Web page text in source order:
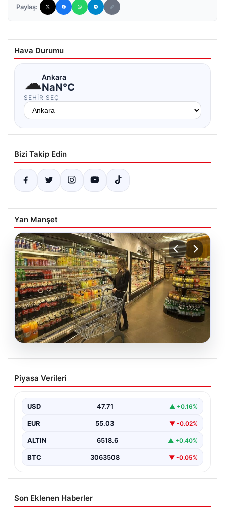
Paylaş:
Hava Durumu
☁Ankara
NaN°C
ŞEHIR SEÇ
Bizi Takip Edin
Yan Manşet
06.08.2026
Enflasyon verileri ne zaman
açıklanacak? 2026 TÜİK mart ayı
{"title": "Enflasyon Verilerinin Açıklanma Zamanı ve
"Türkiye İstatistik…
Piyasa Verileri
USD 47.71 ▲ +0.16%
EUR 55.03 ▼ -0.02%
ALTIN 6518.6 ▲ +0.40%
BTC 3063508 ▼ -0.05%
Son Eklenen Haberler